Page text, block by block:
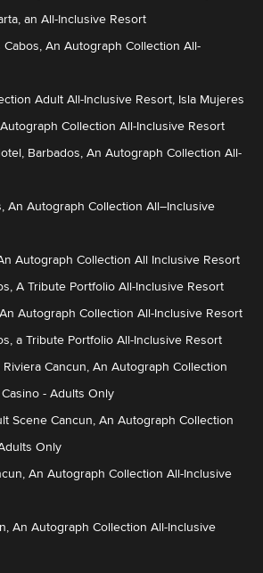
an All-Inclusive Resort
Cabos, An Autograph Collection All-
Adult All-Inclusive Resort, Isla Mujeres
Collection All-Inclusive Resort
Barbados, An Autograph Collection All-
An Autograph Collection All–Inclusive
Autograph Collection All Inclusive Resort
A Tribute Portfolio All-Inclusive Resort
Autograph Collection All-Inclusive Resort
a Tribute Portfolio All-Inclusive Resort
Riviera Cancun, An Autograph Collection
- Adults Only
Scene Cancun, An Autograph Collection
Only
An Autograph Collection All-Inclusive
An Autograph Collection All-Inclusive